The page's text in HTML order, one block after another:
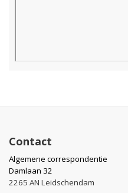
Contact
Algemene correspondentie
Damlaan 32
2265 AN Leidschendam